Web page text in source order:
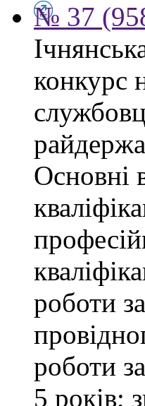
№ 37
конкурс
Основні
роботи
роботи
5 років;